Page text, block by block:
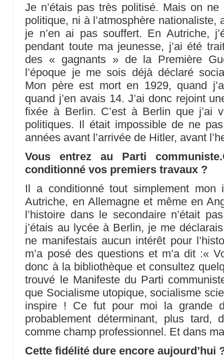
Je n’étais pas très politisé. Mais on
politique, ni à l’atmosphère nationaliste,
je n’en ai pas souffert. En Autriche,
pendant toute ma jeunesse, j’ai été
des « gagnants » de la Première
l’époque je me sois déjà déclaré
Mon père est mort en 1929, quand
quand j’en avais 14. J’ai donc rejoint
fixée à Berlin. C’est à Berlin que j’ai
politiques. Il était impossible de ne
années avant l’arrivée de Hitler, avant
Vous entrez au Parti
conditionné vos premiers travaux ?
Il a conditionné tout simplement mon
Autriche, en Allemagne et même en
l’histoire dans le secondaire n’était
j’étais au lycée à Berlin, je me
ne manifestais aucun intérêt pour
m’a posé des questions et m’a dit :«
donc à la bibliothèque et consultez
trouvé le Manifeste du Parti
que Socialisme utopique, socialisme
inspire ! Ce fut pour moi la grande
probablement déterminant, plus tard,
comme champ professionnel. Et dans
Cette fidélité dure encore aujourd’hui